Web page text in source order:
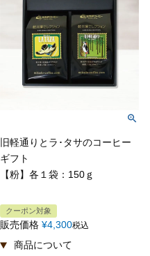
旧軽通りとラ･タサのコーヒー
ギフト
【粉】各１袋：150ｇ
クーポン対象
販売価格 ¥4,300税込